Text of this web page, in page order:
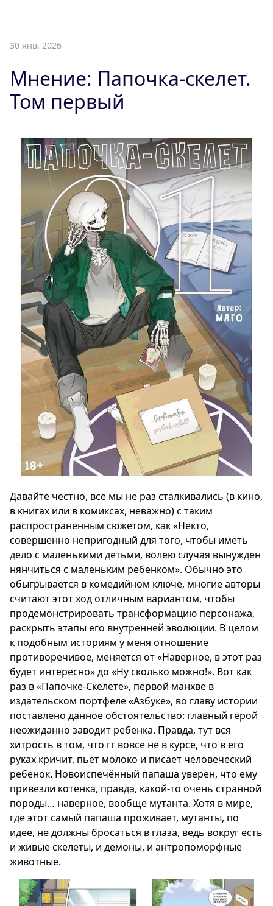
30 янв. 2026
Мнение: Папочка-скелет.
Том первый
Давайте честно, все мы не раз сталкивались (в кино,
в книгах или в комиксах, неважно) с таким
распространённым сюжетом, как «Некто,
совершенно непригодный для того, чтобы иметь
дело с маленькими детьми, волею случая вынужден
нянчиться с маленьким ребенком». Обычно это
обыгрывается в комедийном ключе, многие авторы
считают этот ход отличным вариантом, чтобы
продемонстрировать трансформацию персонажа,
раскрыть этапы его внутренней эволюции. В целом
к подобным историям у меня отношение
противоречивое, меняется от «Наверное, в этот раз
будет интересно» до «Ну сколько можно!». Вот как
раз в «Папочке-Скелете», первой манхве в
издательском портфеле «Азбуке», во главу истории
поставлено данное обстоятельство: главный герой
неожиданно заводит ребенка. Правда, тут вся
хитрость в том, что гг вовсе не в курсе, что в его
руках кричит, пьёт молоко и писает человеческий
ребенок. Новоиспечённый папаша уверен, что ему
привезли котенка, правда, какой-то очень странной
породы… наверное, вообще мутанта. Хотя в мире,
где этот самый папаша проживает, мутанты, по
идее, не должны бросаться в глаза, ведь вокруг есть
и живые скелеты, и демоны, и антропоморфные
животные.